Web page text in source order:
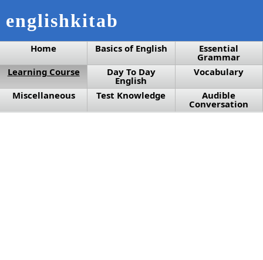
englishkitab
Home Basics of English Essential
Grammar
Learning Course
Day To Day
English
Vocabulary
Miscellaneous
Test Knowledge Audible
Conversation